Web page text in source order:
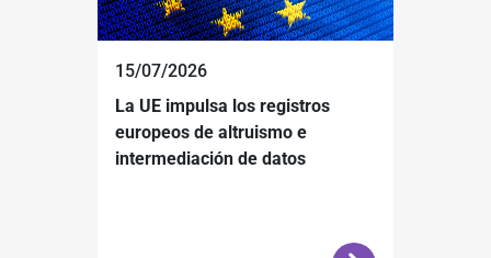
15/07/2026
La UE impulsa los registros
europeos de altruismo e
intermediación de datos